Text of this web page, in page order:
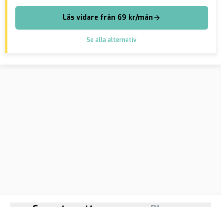
Läs vidare från 69 kr/mån
Se alla alternativ